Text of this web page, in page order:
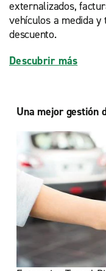
externalizados,
vehículos a medida
descuento.
Descubrir más
Una mejor gestión